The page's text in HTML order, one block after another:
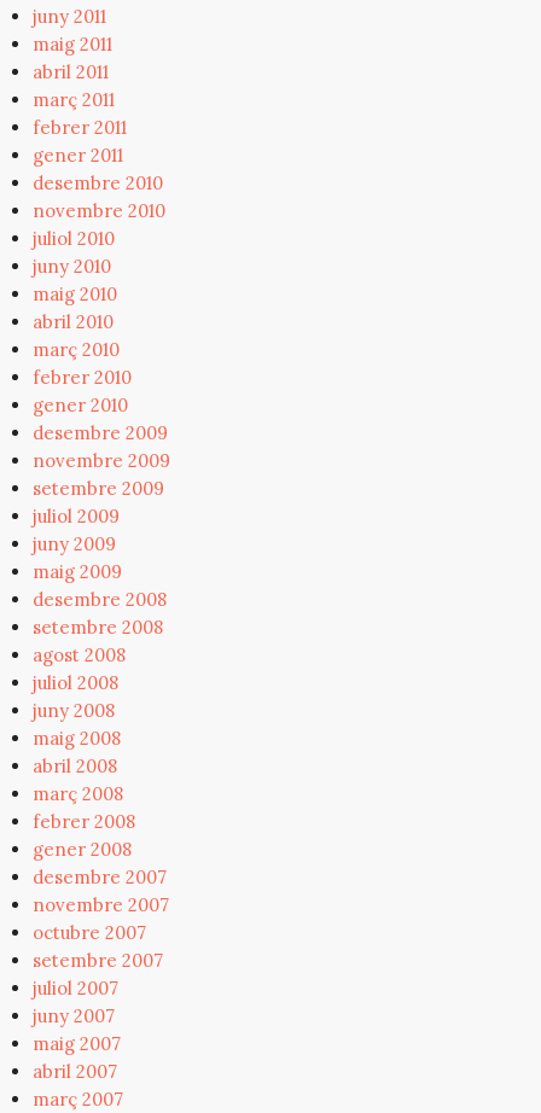
juny 2011
maig 2011
abril 2011
març 2011
febrer 2011
gener 2011
desembre 2010
novembre 2010
juliol 2010
juny 2010
maig 2010
abril 2010
març 2010
febrer 2010
gener 2010
desembre 2009
novembre 2009
setembre 2009
juliol 2009
juny 2009
maig 2009
desembre 2008
setembre 2008
agost 2008
juliol 2008
juny 2008
maig 2008
abril 2008
març 2008
febrer 2008
gener 2008
desembre 2007
novembre 2007
octubre 2007
setembre 2007
juliol 2007
juny 2007
maig 2007
abril 2007
març 2007